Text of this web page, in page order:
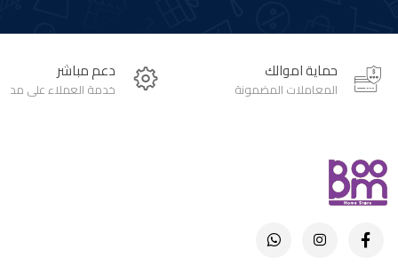
دعم مباشر
خدمة العملاء على مدار 24 ساعة
حماية اموالك
المعاملات المضمونة